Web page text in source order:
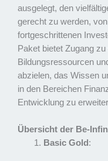
ausgelegt, den
gerecht zu werden,
fortgeschrittenen
Paket bietet Zugang
Bildungsressourcen
abzielen, das Wissen
in den Bereichen
Entwicklung zu
Übersicht der Be-
Basic Gold :